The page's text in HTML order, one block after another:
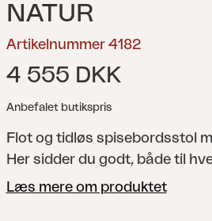
NATUR
Artikelnummer 4182
4 555 DKK
Anbefalet butikspris
Flot og tidløs spisebordsstol
Her sidder du godt, både til
fås med enten brede stilfulde
Læs mere om produktet